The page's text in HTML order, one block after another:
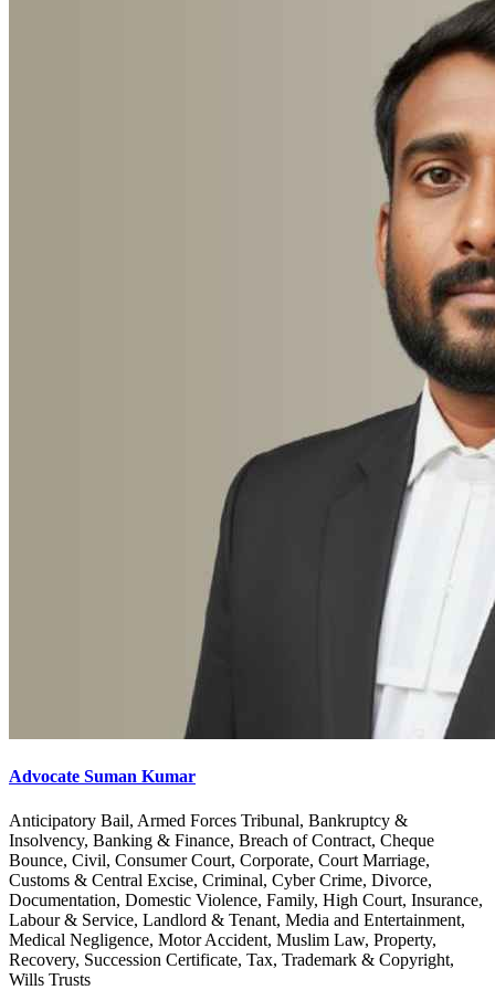
Advocate Suman Kumar
Anticipatory Bail, Armed Forces Tribunal, Bankruptcy &
Insolvency, Banking & Finance, Breach of Contract, Cheque
Bounce, Civil, Consumer Court, Corporate, Court Marriage,
Customs & Central Excise, Criminal, Cyber Crime, Divorce,
Documentation, Domestic Violence, Family, High Court, Insurance,
Labour & Service, Landlord & Tenant, Media and Entertainment,
Medical Negligence, Motor Accident, Muslim Law, Property,
Recovery, Succession Certificate, Tax, Trademark & Copyright,
Wills Trusts